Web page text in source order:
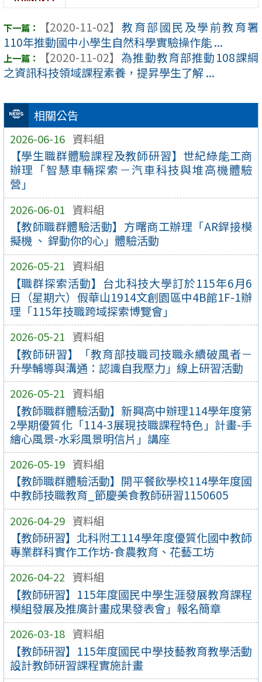
相關公告
2026-06-16 資料組
【學生職群體驗課程及教師研習】世紀綠能工商
辦理「智慧車輛探索－汽車科技與堆高機體驗
營」
2026-06-01 資料組
【教師職群體驗活動】方曙商工辦理「AR銲接模
擬機 、 銲動你的心」體驗活動
2026-05-21 資料組
【職群探索活動】台北科技大學訂於115年6月6
日（星期六）假華山1914文創園區中4B館1F-1辦
理「115年技職跨域探索博覽會」
2026-05-21 資料組
【教師研習】「教育部技職司技職永續破風者－
升學輔導與溝通：認識自我壓力」線上研習活動
2026-05-21 資料組
【教師職群體驗活動】新興高中辦理114學年度第
2學期優質化「114-3展現技職課程特色」計畫-手
繪心風景-水彩風景明信片」講座
2026-05-19 資料組
【教師職群體驗活動】開平餐飲學校114學年度國
中教師技職教育_節慶美食教師研習1150605
2026-04-29 資料組
【教師研習】北科附工114學年度優質化國中教師
專業群科實作工作坊-食農教育、花藝工坊
2026-04-22 資料組
【教師研習】115年度國民中學生涯發展教育課程
模組發展及推廣計畫成果發表會」報名簡章
2026-03-18 資料組
【教師研習】115年度國民中學技藝教育教學活動
設計教師研習課程實施計畫
【2020-11-02】 教育部國民及學前教育署
110年推動國中小學生自然科學實驗操作能 ...
【2020-11-02】 為推動教育部推動108課綱
之資訊科技領域課程素養，提昇學生了解 ...